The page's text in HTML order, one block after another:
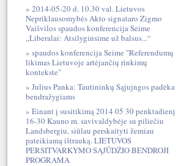
2014-05-20 d. 10.30 val. Lietuvos
Nepriklausomybės Akto signataro Zigmo
Vaišvilos spaudos konferencija Seime
„Liberalai: Atsilyginsime už balsus...“
spaudos konferencija Seime "Referendumų
likimas Lietuvoje artėjančių rinkimų
kontekste"
Julius Panka: Tautininkų Sąjujngos padėka
bendražygiams
Einant į susitikimą 2014 05 30 penktadienį
16-30 Kauno m. savivaldybėje su piliečiu
Landsbergiu, siūlau perskaityti žemiau
pateikiamą ištrauką. LIETUVOS
PERSITVARKYMO SĄJŪDŽIO BENDROJI
PROGRAMA